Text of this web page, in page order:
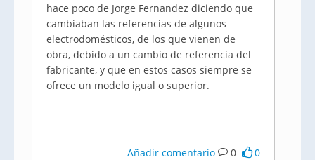
hace poco de Jorge Fernandez diciendo que
cambiaban las referencias de algunos
electrodomésticos, de los que vienen de
obra, debido a un cambio de referencia del
fabricante, y que en estos casos siempre se
ofrece un modelo igual o superior.
Añadir comentario 0 0